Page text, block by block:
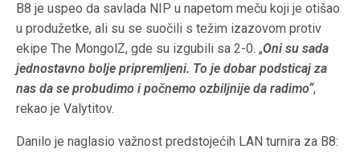
B8 je uspeo da savlada NIP u napetom meču koji je otišao
u produžetke, ali su se suočili s težim izazovom protiv
ekipe The MongolZ, gde su izgubili sa 2-0. „Oni su sada
jednostavno bolje pripremljeni. To je dobar podsticaj za
nas da se probudimo i počnemo ozbiljnije da radimo“,
rekao je Valytitov.
Danilo je naglasio važnost predstojećih LAN turnira za B8: